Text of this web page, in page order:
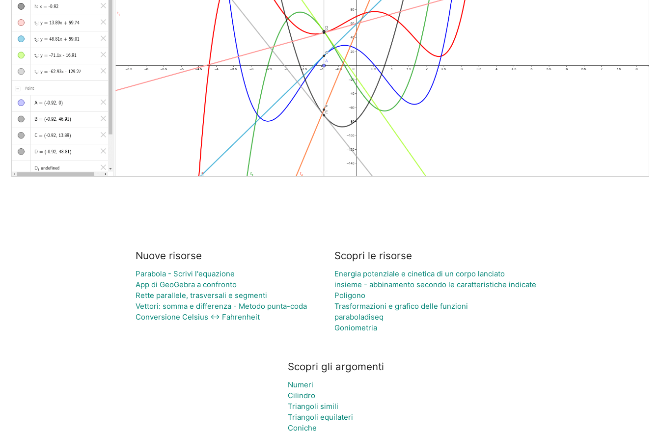
Nuove risorse
Parabola - Scrivi l'equazione
App di GeoGebra a confronto
Rette parallele, trasversali e segmenti
Vettori: somma e differenza - Metodo punta-coda
Conversione Celsius ↔ Fahrenheit
Scopri le risorse
Energia potenziale e cinetica di un corpo lanciato
insieme - abbinamento secondo le caratteristiche indicate
Poligono
Trasformazioni e grafico delle funzioni
paraboladiseq
Goniometria
Scopri gli argomenti
Numeri
Cilindro
Triangoli simili
Triangoli equilateri
Coniche